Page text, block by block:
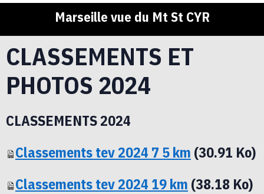
Marseille vue du Mt St CYR
CLASSEMENTS ET
PHOTOS 2024
CLASSEMENTS 2024
Classements tev 2024 7 5 km (30.91 Ko)
Classements tev 2024 19 km (38.18 Ko)